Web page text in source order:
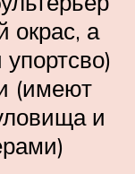
окрас, а
(имеют
и